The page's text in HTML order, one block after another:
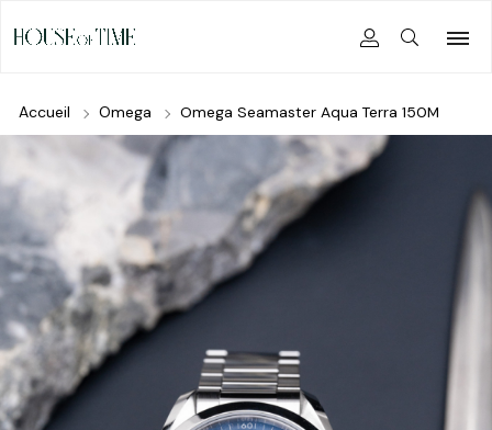
Accueil Omega Omega Seamaster Aqua Terra 150M